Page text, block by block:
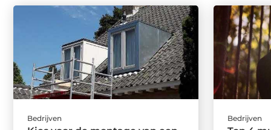
Bedrijven Bedrijven